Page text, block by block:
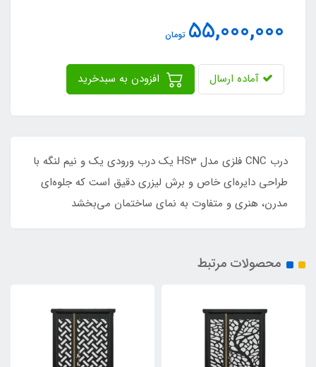
55,000,000 تومان
آماده ارسال
درب CNC فلزی مدل HS3 یک درب ورودی یک و نیم لنگه با
طراحی دایره‌ای خاص و برش لیزری دقیق است که جلوه‌ای
مدرن، هنری و متفاوت به نمای ساختمان می‌بخشد
محصولات مرتبط